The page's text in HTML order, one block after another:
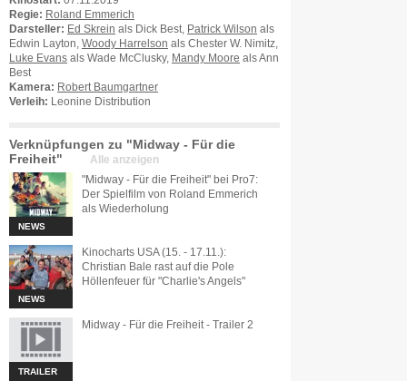
Regie: Roland Emmerich
Darsteller: Ed Skrein als Dick Best, Patrick Wilson als
Edwin Layton, Woody Harrelson als Chester W. Nimitz,
Luke Evans als Wade McClusky, Mandy Moore als Ann
Best
Kamera: Robert Baumgartner
Verleih: Leonine Distribution
Verknüpfungen zu "Midway - Für die
Freiheit"
Alle anzeigen
NEWS
"Midway - Für die Freiheit" bei Pro7:
Der Spielfilm von Roland Emmerich
als Wiederholung
NEWS
Kinocharts USA (15. - 17.11.):
Christian Bale rast auf die Pole
Höllenfeuer für "Charlie's Angels"
TRAILER
Midway - Für die Freiheit - Trailer 2